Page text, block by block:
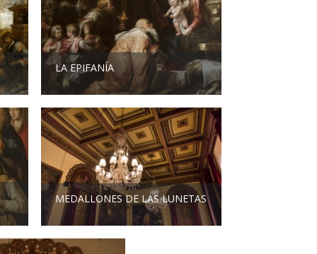
LA EPIFANÍA
MEDALLONES DE LAS LUNETAS